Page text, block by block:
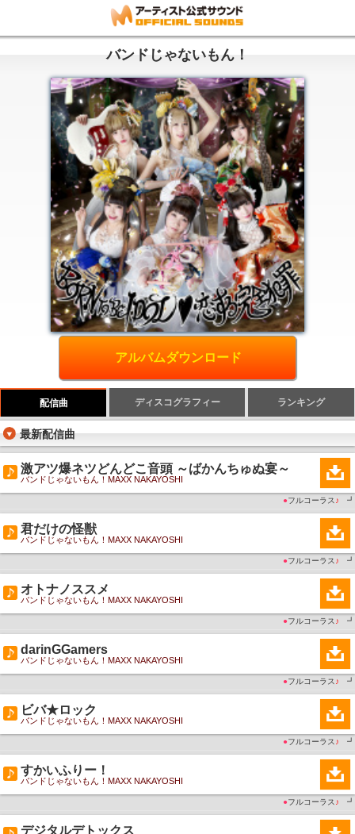
バンドじゃないもん！
アルバムダウンロード
配信曲 ディスコグラフィー ランキング
最新配信曲
激アツ爆ネツどんどこ音頭 ～ばかんちゅぬ宴～
バンドじゃないもん！MAXX NAKAYOSHI
●フルコーラス ♪ ┛
君だけの怪獣
バンドじゃないもん！MAXX NAKAYOSHI
●フルコーラス ♪ ┛
オトナノススメ
バンドじゃないもん！MAXX NAKAYOSHI
●フルコーラス ♪ ┛
darinGGamers
バンドじゃないもん！MAXX NAKAYOSHI
●フルコーラス ♪ ┛
ビバ★ロック
バンドじゃないもん！MAXX NAKAYOSHI
●フルコーラス ♪ ┛
すかいふりー！
バンドじゃないもん！MAXX NAKAYOSHI
●フルコーラス ♪ ┛
デジタルデトックス